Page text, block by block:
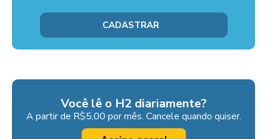
Você lê o H2 diariamente?
A partir de R$5,00 por mês. Cancele quando quiser.